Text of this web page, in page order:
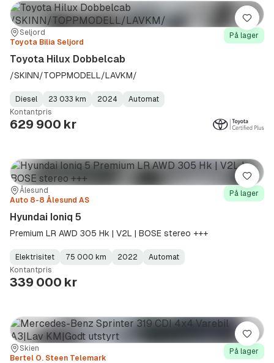
Sted:
Seljord
Forhandler:
Toyota Bilia Seljord
På lager
Toyota Hilux Dobbelcab
/SKINN/TOPPMODELL/LAVKM/
Fuel
Type:
Diesel
Kilometerstand:
23 033 km
Model
Year:
2024
Gearbox
Type:
Automat
Kontantpris
629 900 kr
Lagre
Sted:
Ålesund
Forhandler:
Auto 8-8 Ålesund AS
På lager
Hyundai Ioniq 5
Premium LR AWD 305 Hk | V2L | BOSE stereo +++
Fuel
Type:
Elektrisitet
Kilometerstand:
75 000 km
Model
Year:
2022
Gearbox
Type:
Automat
Kontantpris
339 000 kr
Lagre
Sted:
Skien
Forhandler:
Bertel O. Steen Telemark
På lager
Lagre